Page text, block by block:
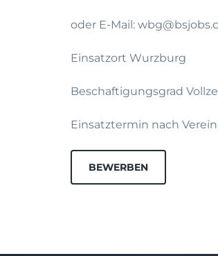
oder E-Mail:
Einsatzort Wurzburg
Beschaftigungsgrad
Einsatztermin nach
BEWERBEN